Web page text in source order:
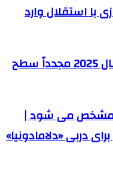
با استقلال وارد
بیت‌کوین ممکن است در سال 2025 مجدداً سطح
مشخص می شود |
دربی «دلامادونیا»